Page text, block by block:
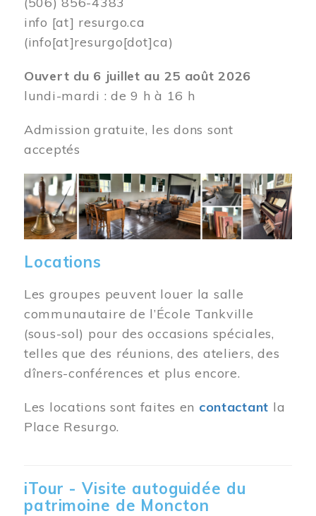
info [at] resurgo.ca
(info[at]resurgo[dot]ca)
Ouvert du 6 juillet au 25 août 2026
lundi-mardi : de 9 h à 16 h
Admission gratuite, les dons sont
acceptés
Image
Locations
Les groupes peuvent louer la salle
communautaire de l’École Tankville
(sous-sol) pour des occasions spéciales,
telles que des réunions, des ateliers, des
dîners-conférences et plus encore.
Les locations sont faites en contactant la
Place Resurgo.
iTour - Visite autoguidée du
patrimoine de Moncton